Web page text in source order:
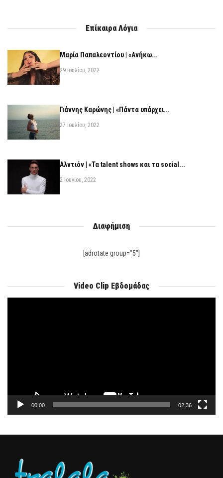
Επίκαιρα Λόγια
Μαρία Παπαλεοντίου | «Ανήκω...
29 Ιουλίου, 2022
Γιάννης Καρώνης | «Πάντα υπάρχει...
27 Ιουλίου, 2022
Αλντιόν | «Τα talent shows και τα social...
2 Ιουνίου, 2022
Διαφήμιση
[adrotate group="5"]
Video Clip Εβδομάδας
00:00 02:36